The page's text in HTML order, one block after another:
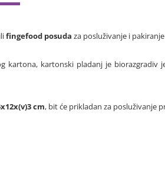
fingefood posuda za posluživanje i
kartona, kartonski pladanj je biorazgradiv
cm, bit će prikladan za posluživanje